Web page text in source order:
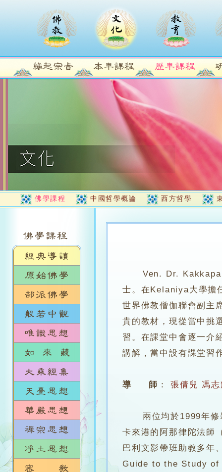
佛學課程 中國哲學概論 西方哲學
Ven. Dr.
士。在Kelaniya大學擔
世界佛教僧伽聯會副主
貴的教材，現從當中挑
習。在課堂中會逐一介
講解，當中設有課堂習
導 師 ： 張倩兒 馮
兩位均於1999年修畢
卡來港的阿那律陀法師
巴利文影帶班助教多年
Guide to the Study of